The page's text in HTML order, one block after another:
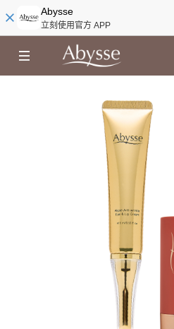
Abysse
立刻使用官方 APP